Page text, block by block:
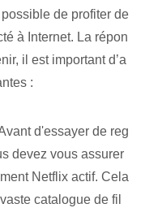
de profiter de
à Internet. La répon
il est important d’a
:
d'essayer de reg
devez vous assurer
Netflix actif. Cela
catalogue de fil